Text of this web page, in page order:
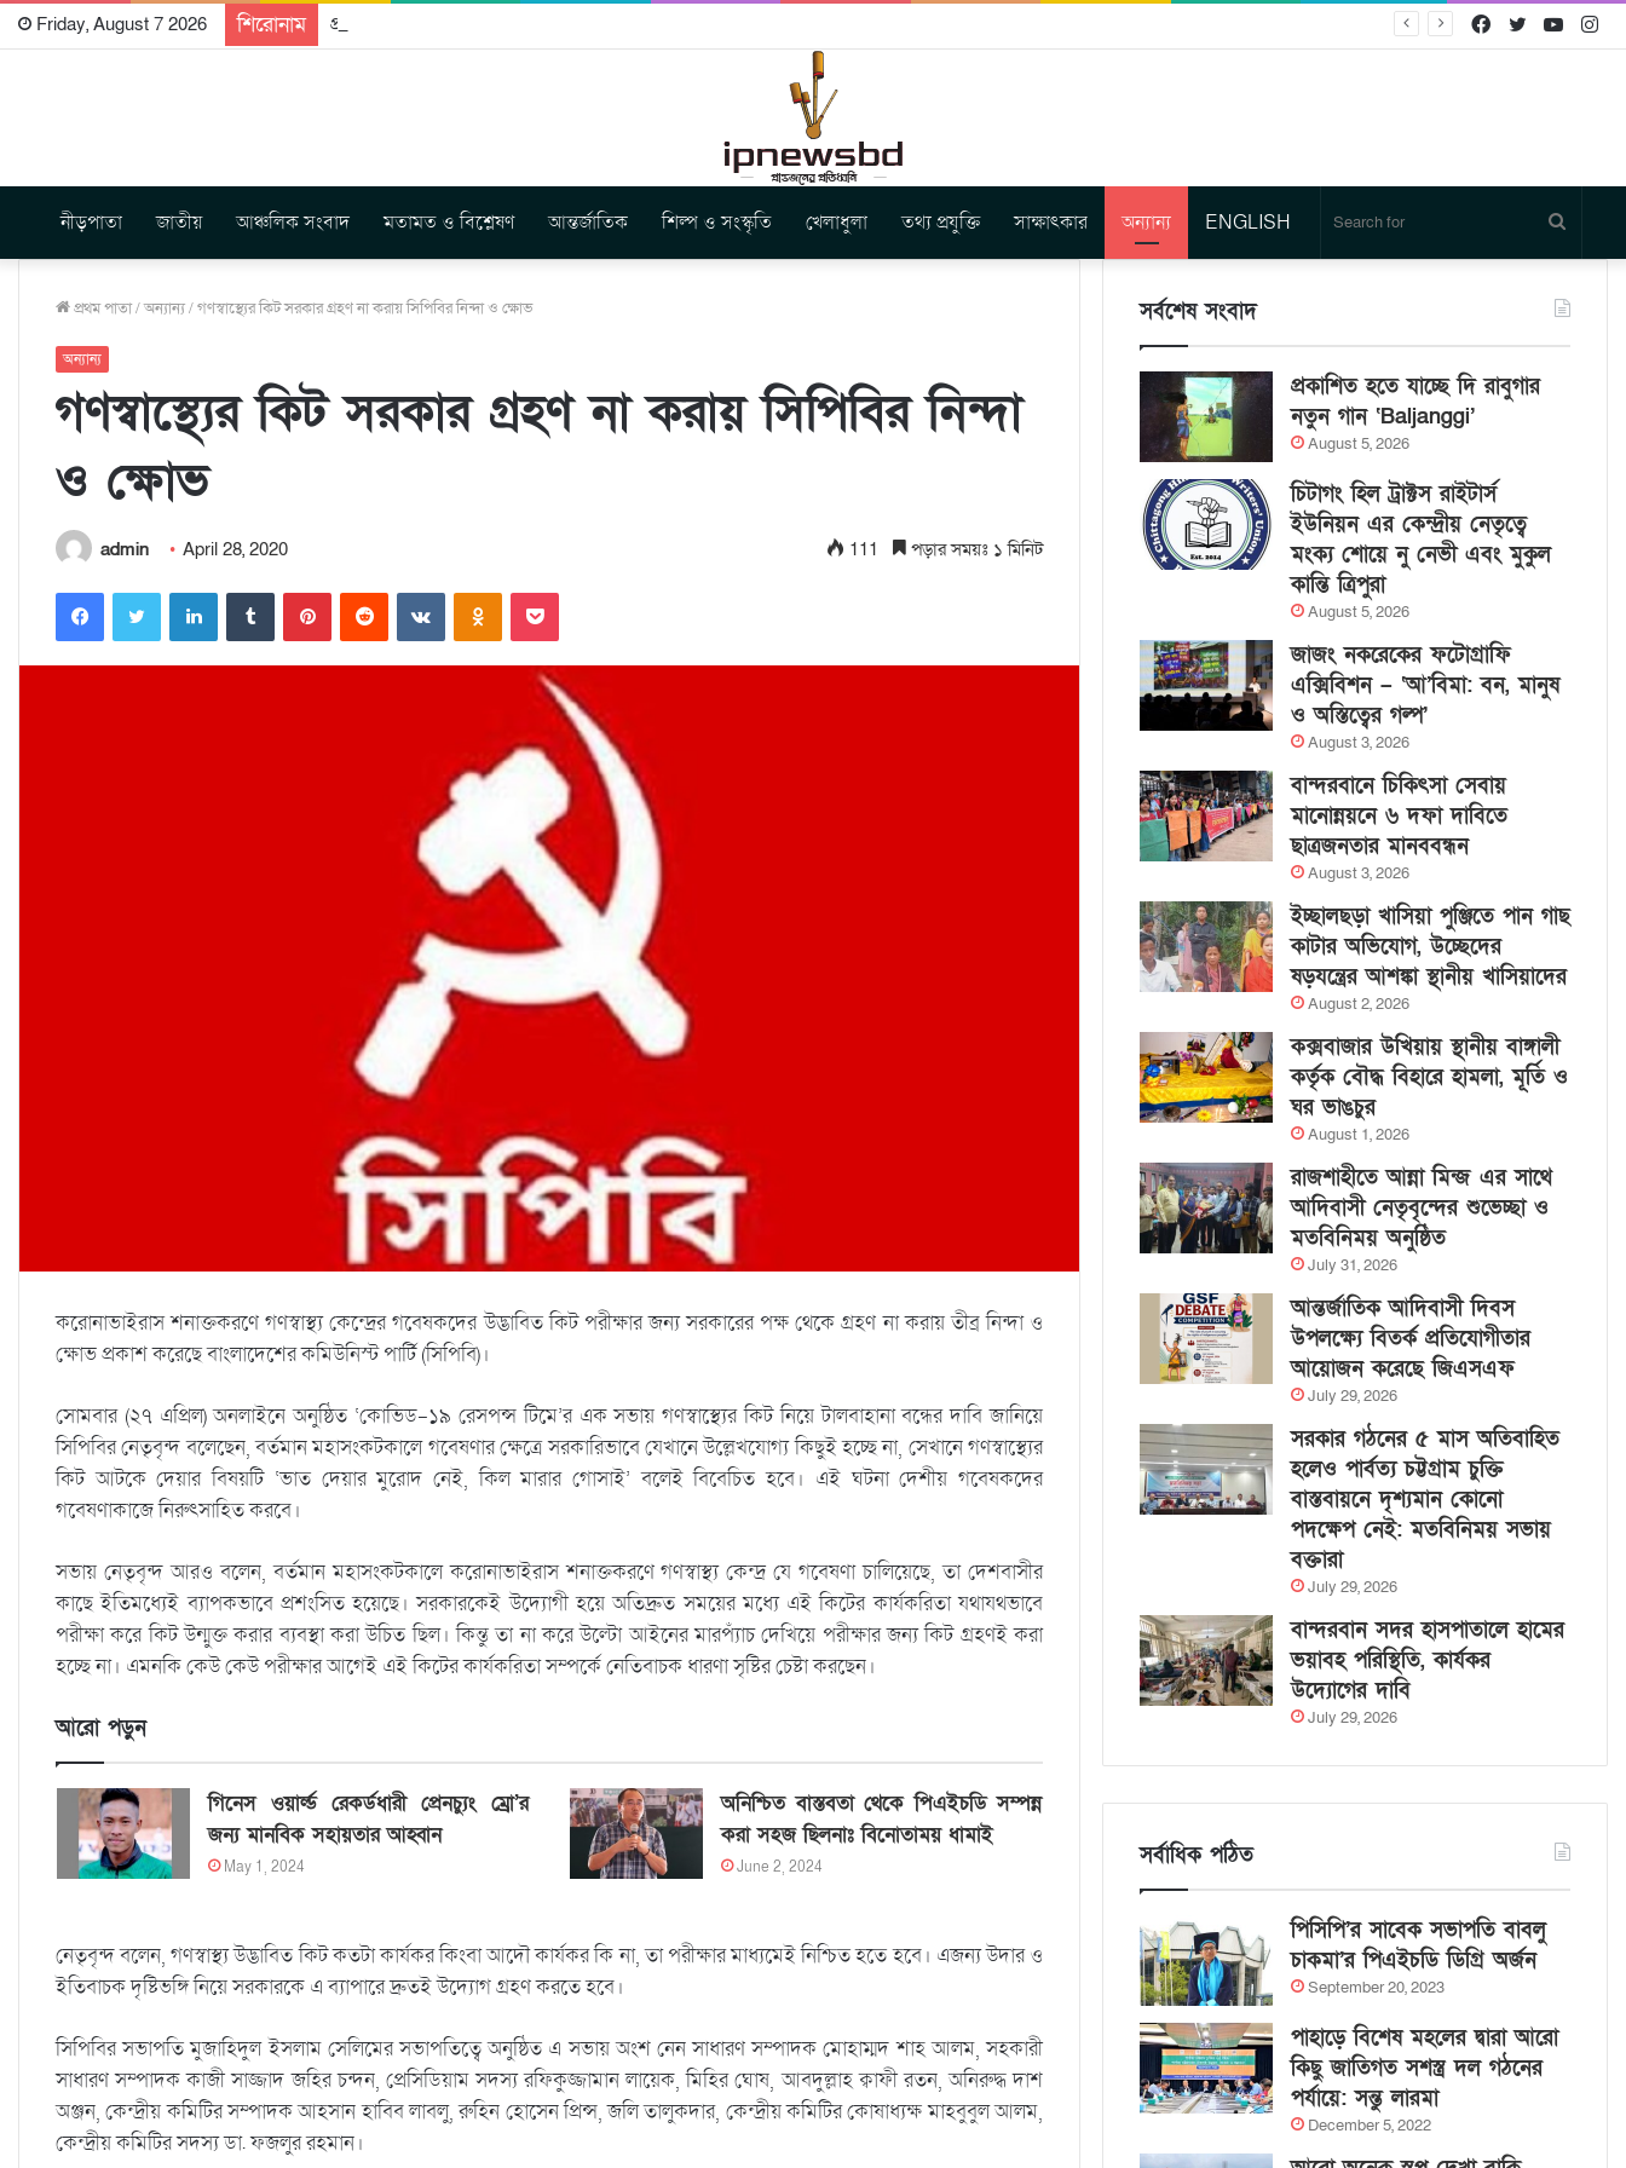
Friday, August 7 2026 শিরোনাম প্রকাশিত হতে যাচ্ছে দি রাবুগার নতুন গান ‘Baljanggi’ Twitter
Facebook
নীড়পাতা জাতীয় আঞ্চলিক সংবাদ মতামত ও বিশ্লেষণ আন্তর্জাতিক শিল্প ও সংস্কৃতি খেলাধুলা তথ্য প্রযুক্তি সাক্ষাৎকার অন্যান্য ENGLISH
for
প্রথম পাতা/অন্যান্য/গণস্বাস্থ্যের কিট সরকার গ্রহণ না করায় সিপিবির নিন্দা ও ক্ষোভ
অন্যান্য
গণস্বাস্থ্যের কিট সরকার গ্রহণ না করায় সিপিবির নিন্দা
ও ক্ষোভ
admin April 28, 2020 111 পড়ার সময়ঃ ১ মিনিট
করোনাভাইরাস শনাক্তকরণে গণস্বাস্থ্য কেন্দ্রের গবেষকদের উদ্ভাবিত কিট পরীক্ষার জন্য সরকারের পক্ষ থেকে গ্রহণ না করায় তীব্র নিন্দা ও
ক্ষোভ প্রকাশ করেছে বাংলাদেশের কমিউনিস্ট পার্টি (সিপিবি)।
সোমবার (২৭ এপ্রিল) অনলাইনে অনুষ্ঠিত ‘কোভিড-১৯ রেসপন্স টিমে’র এক সভায় গণস্বাস্থ্যের কিট নিয়ে টালবাহানা বন্ধের দাবি জানিয়ে
সিপিবির নেতৃবৃন্দ বলেছেন, বর্তমান মহাসংকটকালে গবেষণার ক্ষেত্রে সরকারিভাবে যেখানে উল্লেখযোগ্য কিছুই হচ্ছে না, সেখানে গণস্বাস্থ্যের
কিট আটকে দেয়ার বিষয়টি ‘ভাত দেয়ার মুরোদ নেই, কিল মারার গোসাই’ বলেই বিবেচিত হবে। এই ঘটনা দেশীয় গবেষকদের
গবেষণাকাজে নিরুৎসাহিত করবে।
সভায় নেতৃবৃন্দ আরও বলেন, বর্তমান মহাসংকটকালে করোনাভাইরাস শনাক্তকরণে গণস্বাস্থ্য কেন্দ্র যে গবেষণা চালিয়েছে, তা দেশবাসীর
কাছে ইতিমধ্যেই ব্যাপকভাবে প্রশংসিত হয়েছে। সরকারকেই উদ্যোগী হয়ে অতিদ্রুত সময়ের মধ্যে এই কিটের কার্যকরিতা যথাযথভাবে
পরীক্ষা করে কিট উন্মুক্ত করার ব্যবস্থা করা উচিত ছিল। কিন্তু তা না করে উল্টো আইনের মারপ্যাঁচ দেখিয়ে পরীক্ষার জন্য কিট গ্রহণই করা
হচ্ছে না। এমনকি কেউ কেউ পরীক্ষার আগেই এই কিটের কার্যকরিতা সম্পর্কে নেতিবাচক ধারণা সৃষ্টির চেষ্টা করছেন।
আরো পড়ুন
গিনেস ওয়ার্ল্ড রেকর্ডধারী প্রেনচ্যুং ম্রো’র
জন্য মানবিক সহায়তার আহ্বান
May 1, 2024
অনিশ্চিত বাস্তবতা থেকে পিএইচডি সম্পন্ন
করা সহজ ছিলনাঃ বিনোতাময় ধামাই
June 2, 2024
নেতৃবৃন্দ বলেন, গণস্বাস্থ্য উদ্ভাবিত কিট কতটা কার্যকর কিংবা আদৌ কার্যকর কি না, তা পরীক্ষার মাধ্যমেই নিশ্চিত হতে হবে। এজন্য উদার ও
ইতিবাচক দৃষ্টিভঙ্গি নিয়ে সরকারকে এ ব্যাপারে দ্রুতই উদ্যোগ গ্রহণ করতে হবে।
সিপিবির সভাপতি মুজাহিদুল ইসলাম সেলিমের সভাপতিত্বে অনুষ্ঠিত এ সভায় অংশ নেন সাধারণ সম্পাদক মোহাম্মদ শাহ আলম, সহকারী
সাধারণ সম্পাদক কাজী সাজ্জাদ জহির চন্দন, প্রেসিডিয়াম সদস্য রফিকুজ্জামান লায়েক, মিহির ঘোষ, আবদুল্লাহ ক্বাফী রতন, অনিরুদ্ধ দাশ
অঞ্জন, কেন্দ্রীয় কমিটির সম্পাদক আহসান হাবিব লাবলু, রুহিন হোসেন প্রিন্স, জলি তালুকদার, কেন্দ্রীয় কমিটির কোষাধ্যক্ষ মাহবুবুল আলম,
কেন্দ্রীয় কমিটির সদস্য ডা. ফজলুর রহমান।
সর্বশেষ সংবাদ
প্রকাশিত হতে যাচ্ছে দি রাবুগার
নতুন গান ‘Baljanggi’
August 5, 2026
চিটাগং হিল ট্রাক্টস রাইটার্স
ইউনিয়ন এর কেন্দ্রীয় নেতৃত্বে
মংক্য শোয়ে নু নেভী এবং মুকুল
কান্তি ত্রিপুরা
August 5, 2026
জাজং নকরেকের ফটোগ্রাফি
এক্সিবিশন – ‘আ’বিমা: বন, মানুষ
ও অস্তিত্বের গল্প’
August 3, 2026
বান্দরবানে চিকিৎসা সেবায়
মানোন্নয়নে ৬ দফা দাবিতে
ছাত্রজনতার মানববন্ধন
August 3, 2026
ইচ্ছালছড়া খাসিয়া পুঞ্জিতে পান গাছ
কাটার অভিযোগ, উচ্ছেদের
ষড়যন্ত্রের আশঙ্কা স্থানীয় খাসিয়াদের
August 2, 2026
কক্সবাজার উখিয়ায় স্থানীয় বাঙ্গালী
কর্তৃক বৌদ্ধ বিহারে হামলা, মূর্তি ও
ঘর ভাঙচুর
August 1, 2026
রাজশাহীতে আন্না মিন্জ এর সাথে
আদিবাসী নেতৃবৃন্দের শুভেচ্ছা ও
মতবিনিময় অনুষ্ঠিত
July 31, 2026
আন্তর্জাতিক আদিবাসী দিবস
উপলক্ষ্যে বিতর্ক প্রতিযোগীতার
আয়োজন করেছে জিএসএফ
July 29, 2026
সরকার গঠনের ৫ মাস অতিবাহিত
হলেও পার্বত্য চট্টগ্রাম চুক্তি
বাস্তবায়নে দৃশ্যমান কোনো
পদক্ষেপ নেই: মতবিনিময় সভায়
বক্তারা
July 29, 2026
বান্দরবান সদর হাসপাতালে হামের
ভয়াবহ পরিস্থিতি, কার্যকর
উদ্যোগের দাবি
July 29, 2026
সর্বাধিক পঠিত
পিসিপি’র সাবেক সভাপতি বাবলু
চাকমা’র পিএইচডি ডিগ্রি অর্জন
September 20, 2023
পাহাড়ে বিশেষ মহলের দ্বারা আরো
কিছু জাতিগত সশস্ত্র দল গঠনের
পর্যায়ে: সন্তু লারমা
December 5, 2022